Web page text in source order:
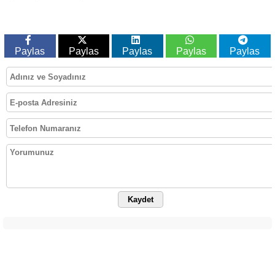
Paylas Paylas Paylas Paylas Paylas
Kaydet